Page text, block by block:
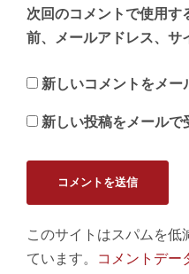
次回のコメントで使用す
前、メールアドレス、サ
新しいコメントをメー
新しい投稿をメールで
このサイトはスパムを低
ています。
コメントデー